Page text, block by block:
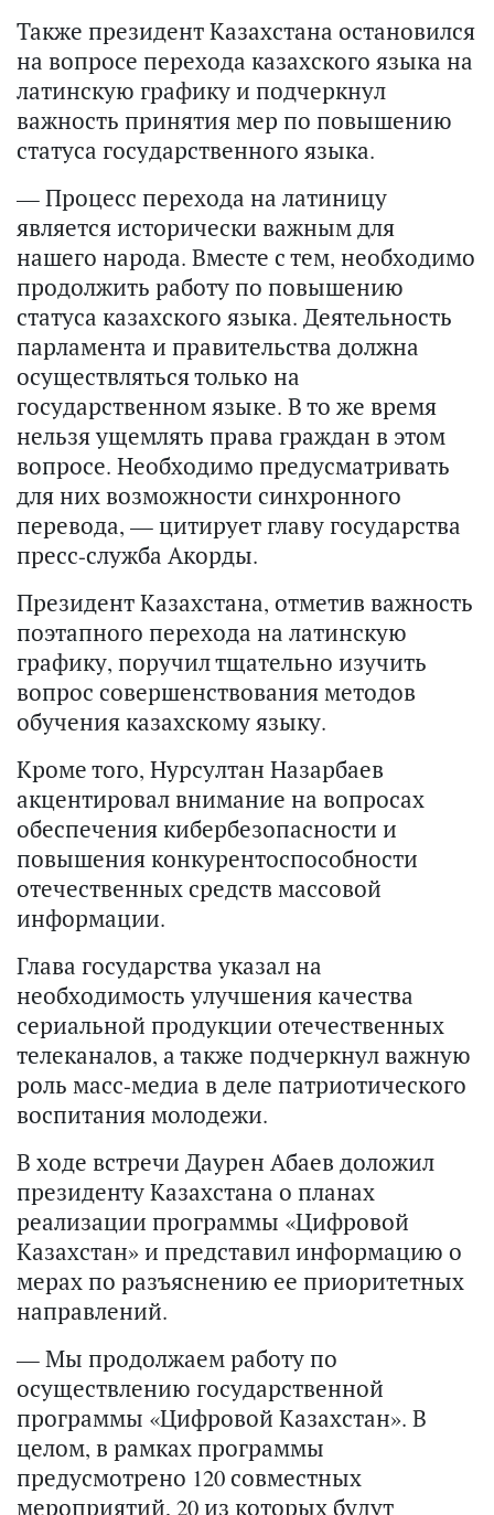
Также президент Казахстана остановился
на вопросе перехода казахского языка на
латинскую графику и подчеркнул
важность принятия мер по повышению
статуса государственного языка.
— Процесс перехода на латиницу
является исторически важным для
нашего народа. Вместе с тем, необходимо
продолжить работу по повышению
статуса казахского языка. Деятельность
парламента и правительства должна
осуществляться только на
государственном языке. В то же время
нельзя ущемлять права граждан в этом
вопросе. Необходимо предусматривать
для них возможности синхронного
перевода, — цитирует главу государства
пресс-служба Акорды.
Президент Казахстана, отметив важность
поэтапного перехода на латинскую
графику, поручил тщательно изучить
вопрос совершенствования методов
обучения казахскому языку.
Кроме того, Нурсултан Назарбаев
акцентировал внимание на вопросах
обеспечения кибербезопасности и
повышения конкурентоспособности
отечественных средств массовой
информации.
Глава государства указал на
необходимость улучшения качества
сериальной продукции отечественных
телеканалов, а также подчеркнул важную
роль масс-медиа в деле патриотического
воспитания молодежи.
В ходе встречи Даурен Абаев доложил
президенту Казахстана о планах
реализации программы «Цифровой
Казахстан» и представил информацию о
мерах по разъяснению ее приоритетных
направлений.
— Мы продолжаем работу по
осуществлению государственной
программы «Цифровой Казахстан». В
целом, в рамках программы
предусмотрено 120 совместных
мероприятий, 20 из которых будут